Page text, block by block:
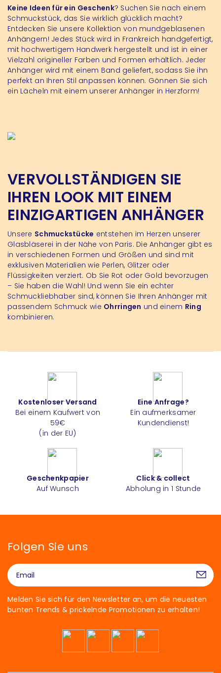
Keine Ideen für ein Geschenk? Suchen Sie nach einem
Schmuckstück, das Sie wirklich glücklich macht?
Entdecken Sie unsere Kollektion von mundgeblasenen
Anhängern! Jedes Stück wird in Frankreich handgefertigt,
mit hochwertigem Handwerk hergestellt und ist in einer
Vielzahl origineller Farben und Formen erhältlich. Jeder
Anhänger wird mit einem Band geliefert, sodass Sie ihn
perfekt an Ihren Stil anpassen können. Gönnen Sie sich
ein Lächeln mit einem unserer Anhänger in Herzform!
VERVOLLSTÄNDIGEN SIE
IHREN LOOK MIT EINEM
EINZIGARTIGEN ANHÄNGER
Unsere Schmuckstücke entstehen im Herzen unserer
Glasbläserei in der Nähe von Paris. Die Anhänger gibt es
in verschiedenen Formen und Größen und sind mit
exklusiven Materialien wie Perlen, Glitzer oder
Flüssigkeiten verziert. Ob Sie Rot oder Gold bevorzugen
– Sie haben die Wahl! Und wenn Sie ein echter
Schmuckliebhaber sind, können Sie Ihren Anhänger mit
passendem Schmuck wie Ohrringen und einem Ring
kombinieren.
Kostenloser Versand
Bei einem Kaufwert von
59€
(in der EU)
Eine Anfrage?
Ein aufmerksamer
Kundendienst!
Geschenkpapier
Auf Wunsch
Click & collect
Abholung in 1 Stunde
Folgen Sie uns
Melden Sie sich für den Newsletter an, um die neuesten
bunten Trends & prickelnde Promotionen zu erhalten!